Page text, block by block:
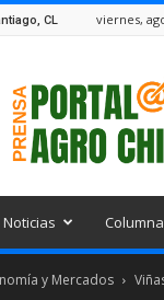
CL viernes,
y Mercados